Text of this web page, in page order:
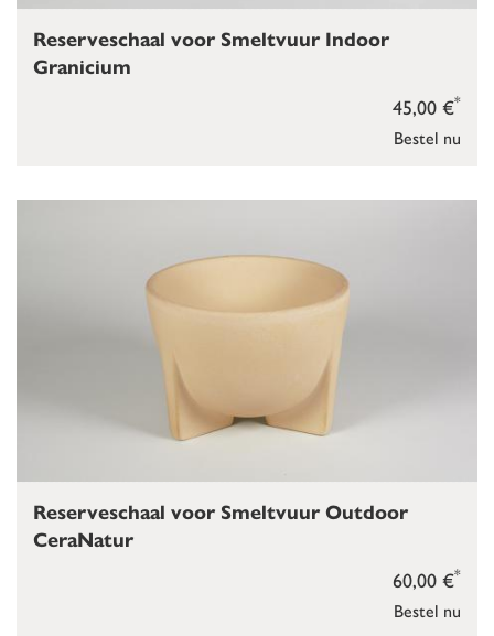
Bestel nu
45,00 €*
Reserveschaal voor Smeltvuur Indoor
Granicium
Bestel nu
60,00 €*
Reserveschaal voor Smeltvuur Outdoor
CeraNatur